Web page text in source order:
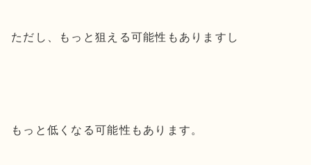
ただし、もっと狙える可能性もありますし
もっと低くなる可能性もあります。